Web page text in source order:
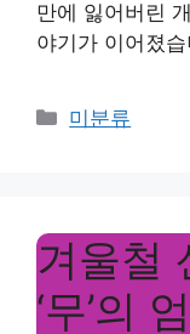
만에 잃어버린
야기가 이어졌
Categories
미분류
겨울철
‘무’의